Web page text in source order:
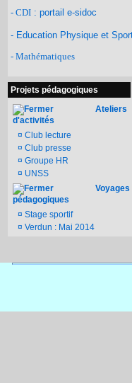
- CDI : portail e-sidoc
- Education Physique et
- Mathématiques
Projets pédagogiques
Ateliers
d'activités
¤ Club lecture
¤ Club presse
¤ Groupe HR
¤ UNSS
Voyages
pédagogiques
¤ Stage sportif
¤ Verdun : Mai 2014